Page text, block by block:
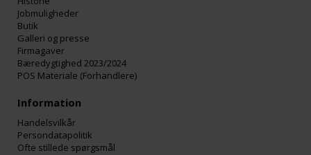
Jobmuligheder
Butik
Galleri og presse
Firmagaver
Bæredygtighed 2023/2024
POS Materiale (Forhandlere)
Information
Handelsvilkår
Persondatapolitik
Ofte stillede spørgsmål